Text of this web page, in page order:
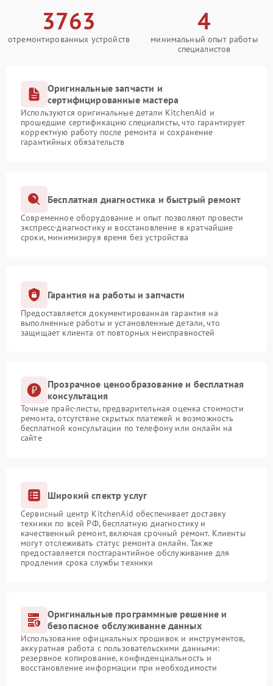
3763
отремонтированных устройств
4
минимальный опыт работы
специалистов
Оригинальные запчасти и
сертифицированные мастера
Используются оригинальные детали KitchenAid и
прошедшие сертификацию специалисты, что гарантирует
корректную работу после ремонта и сохранение
гарантийных обязательств
Бесплатная диагностика и быстрый ремонт
Современное оборудование и опыт позволяют провести
экспресс-диагностику и восстановление в кратчайшие
сроки, минимизируя время без устройства
Гарантия на работы и запчасти
Предоставляется документированная гарантия на
выполненные работы и установленные детали, что
защищает клиента от повторных неисправностей
Прозрачное ценообразование и бесплатная
консультация
Точные прайс-листы, предварительная оценка стоимости
ремонта, отсутствие скрытых платежей и возможность
бесплатной консультации по телефону или онлайн на
сайте
Широкий спектр услуг
Сервисный центр KitchenAid обеспечивает доставку
техники по всей РФ, бесплатную диагностику и
качественный ремонт, включая срочный ремонт. Клиенты
могут отслеживать статус ремонта онлайн. Также
предоставляется постгарантийное обслуживание для
продления срока службы техники
Оригинальные программные решение и
безопасное обслуживание данных
Использование официальных прошивок и инструментов,
аккуратная работа с пользовательскими данными:
резервное копирование, конфиденциальность и
восстановление информации при необходимости